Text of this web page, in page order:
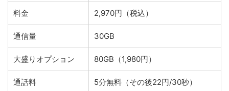
料金 2,970円（税込）
通信量 30GB
大盛りオプション 80GB（1,980円）
通話料 5分無料（その後22円/30秒）